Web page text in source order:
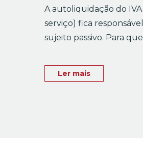
A autoliquidação do
serviço) fica
sujeito passivo. Para
Ler mais